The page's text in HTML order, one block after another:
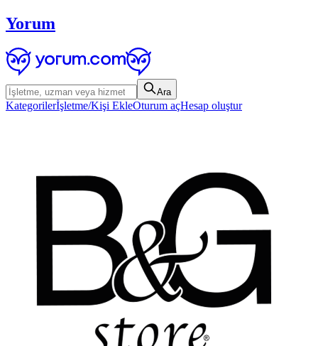
Yorum
Ara
Kategorilerİşletme/Kişi EkleOturum açHesap oluştur